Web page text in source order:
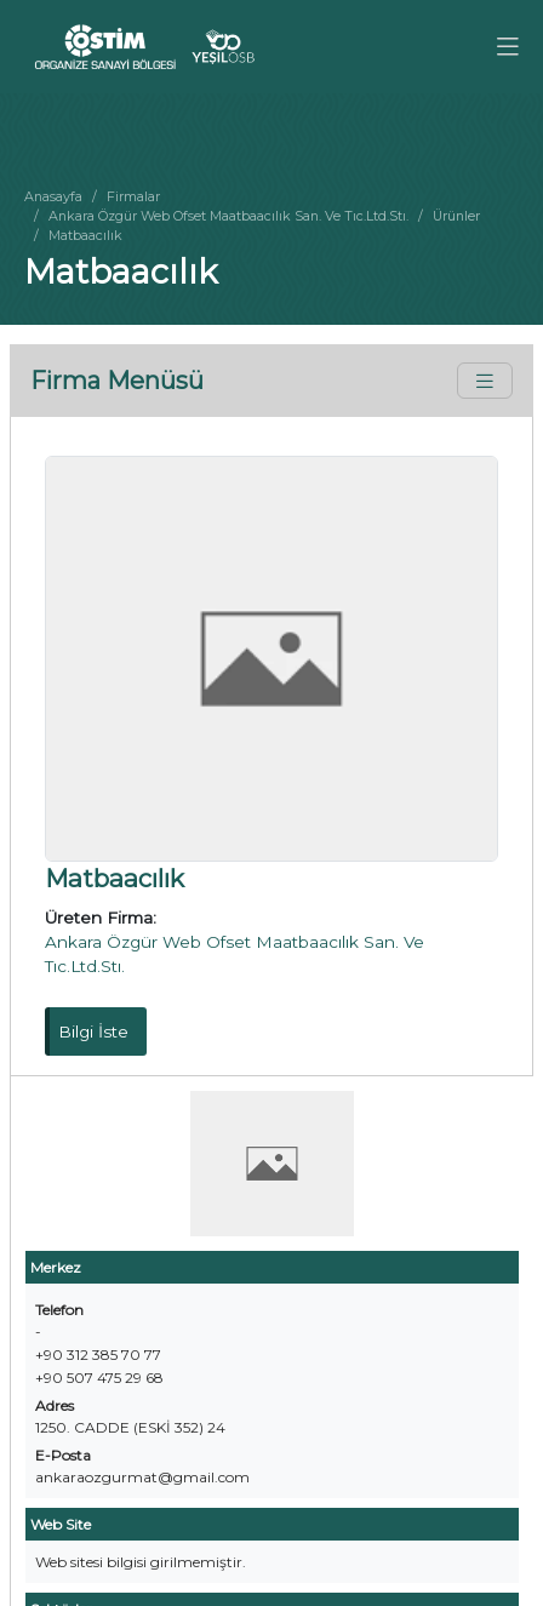
Anasayfa
Firmalar
Ankara Özgür Web Ofset Maatbaacılık San. Ve Tıc.Ltd.Stı.
Ürünler
Matbaacılık
Matbaacılık
Firma Menüsü
Merkez
Telefon
-
+90 312 385 70 77
+90 507 475 29 68
Adres
1250. CADDE (ESKİ 352) 24
E-Posta
ankaraozgurmat@gmail.com
Web Site
Web sitesi bilgisi girilmemiştir.
Matbaacılık
Üreten Firma:
Ankara Özgür Web Ofset Maatbaacılık San. Ve
Tıc.Ltd.Stı.
Bilgi İste